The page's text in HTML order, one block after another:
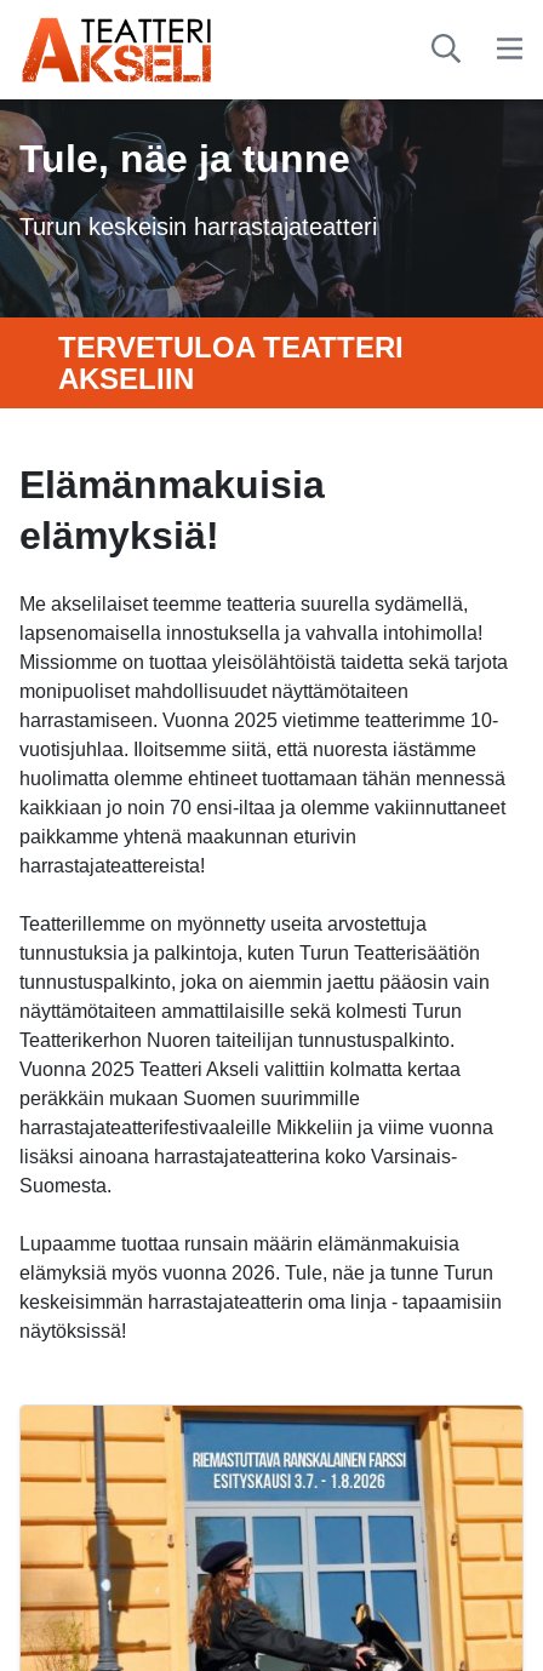
Tule, näe ja tunne
Turun keskeisin harrastajateatteri
TERVETULOA TEATTERI
AKSELIIN
Elämänmakuisia
elämyksiä!
Me akselilaiset teemme teatteria suurella sydämellä,
lapsenomaisella innostuksella ja vahvalla intohimolla!
Missiomme on tuottaa yleisölähtöistä taidetta sekä tarjota
monipuoliset mahdollisuudet näyttämötaiteen
harrastamiseen. Vuonna 2025 vietimme teatterimme 10-
vuotisjuhlaa. Iloitsemme siitä, että nuoresta iästämme
huolimatta olemme ehtineet tuottamaan tähän mennessä
kaikkiaan jo noin 70 ensi-iltaa ja olemme vakiinnuttaneet
paikkamme yhtenä maakunnan eturivin
harrastajateattereista!
Teatterillemme on myönnetty useita arvostettuja
tunnustuksia ja palkintoja, kuten Turun Teatterisäätiön
tunnustuspalkinto, joka on aiemmin jaettu pääosin vain
näyttämötaiteen ammattilaisille sekä kolmesti Turun
Teatterikerhon Nuoren taiteilijan tunnustuspalkinto.
Vuonna 2025 Teatteri Akseli valittiin kolmatta kertaa
peräkkäin mukaan Suomen suurimmille
harrastajateatterifestivaaleille Mikkeliin ja viime vuonna
lisäksi ainoana harrastajateatterina koko Varsinais-
Suomesta.
Lupaamme tuottaa runsain määrin elämänmakuisia
elämyksiä myös vuonna 2026. Tule, näe ja tunne Turun
keskeisimmän harrastajateatterin oma linja - tapaamisiin
näytöksissä!